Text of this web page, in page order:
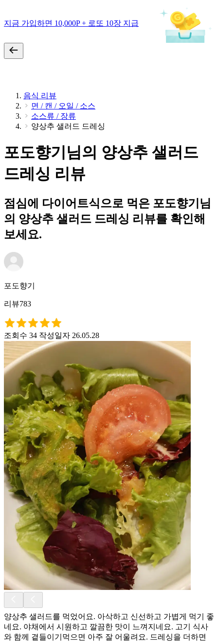
지금 가입하면 10,000P + 로또 10장 지급
음식 리뷰
면 / 캔 / 오일 / 소스
소스류 / 장류
양상추 샐러드 드레싱
포도향기님의 양상추 샐러드
드레싱 리뷰
점심에 다이어트식으로 먹은 포도향기님
의 양상추 샐러드 드레싱 리뷰를 확인해
보세요.
포도향기
리뷰783
조회수 34 작성일자 26.05.28
양상추 샐러드를 먹었어요. 아삭하고 신선하고 가볍게 먹기 좋
네요. 야채에서 시원하고 깔끔한 맛이 느껴지네요. 고기 식사
와 함께 곁들이기먹으면 아주 잘 어울려요. 드레싱을 더하면